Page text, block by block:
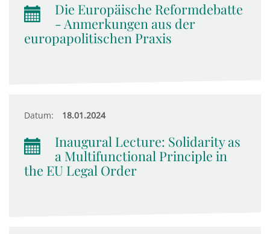
Die Europäische Reformdebatte
- Anmerkungen aus der
europapolitischen Praxis
Datum: 18.01.2024
Inaugural Lecture: Solidarity as
a Multifunctional Principle in
the EU Legal Order